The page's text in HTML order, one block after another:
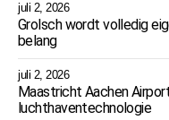
juli 2, 2026
Grolsch wordt volledig
belang
juli 2, 2026
Maastricht Aachen
luchthaventechnologie